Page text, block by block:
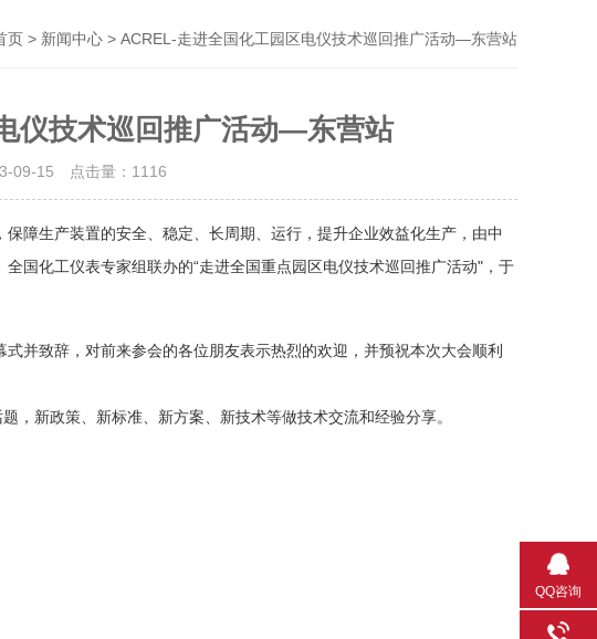
页 > 新闻中心 > ACREL-走进全国化工园区电仪技术巡回推广活动—东营站
仪技术巡回推广活动—东营站
09-15 点击量： 1116
生产装置的安全、稳定、长周期、运行，提升企业效益化生产，由中
国化工仪表专家组联办的“走进全国重点园区电仪技术巡回推广活动"，于
致辞，对前来参会的各位朋友表示热烈的欢迎，并预祝本次大会顺利
新政策、新标准、新方案、新技术等做技术交流和经验分享。
QQ咨询